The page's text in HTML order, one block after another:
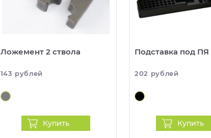
Ложемент 2 ствола
143 рублей
Купить
Подставка под ПЯ
202 рублей
Купить